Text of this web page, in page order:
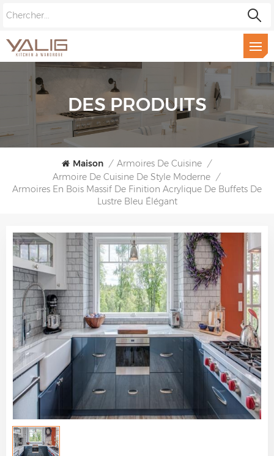
DES PRODUITS
Maison / Armoires De Cuisine /
Armoire De Cuisine De Style Moderne /
Armoires En Bois Massif De Finition Acrylique De Buffets De
Lustre Bleu Élégant